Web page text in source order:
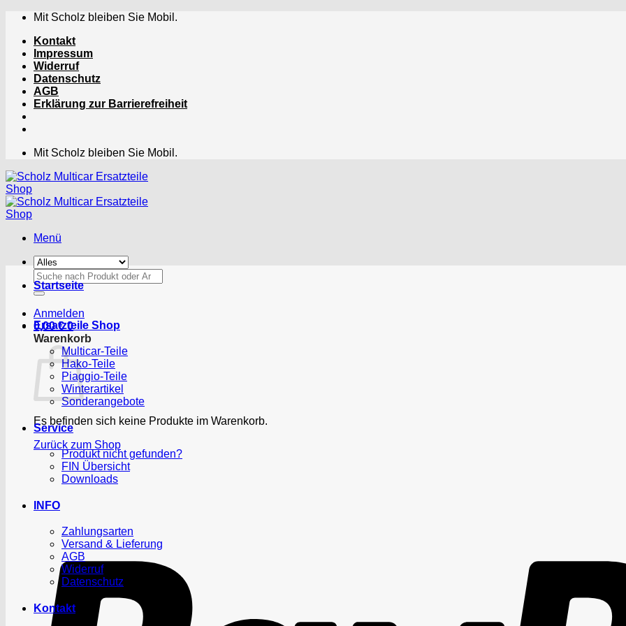
Zum
springen
Mit Scholz bleiben Sie Mobil.
Kontakt
Impressum
Widerruf
Datenschutz
AGB
Erklärung zur Barrierefreiheit
Mit Scholz bleiben Sie Mobil.
Menü
Suchen
nach:
Anmelden
0,00€ 0
Warenkorb
Es befinden sich keine Produkte im Warenkorb.
Zurück zum Shop
Startseite
Ersatzteile Shop
Multicar-Teile
Hako-Teile
Piaggio-Teile
Winterartikel
Sonderangebote
Service
Produkt nicht gefunden?
FIN Übersicht
Downloads
INFO
Zahlungsarten
Versand & Lieferung
AGB
Widerruf
Datenschutz
Kontakt